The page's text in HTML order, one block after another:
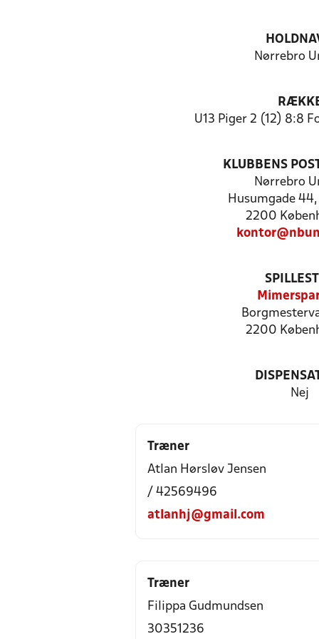
Nørrebro
U13 Piger 2 (12) 8:8
KLUBBENS
Nørrebro
Husumgade
2200
2200
Nej
Træner
Atlan Hørsløv Jensen
/ 42569496
atlanhj@gmail.com
Træner
Filippa Gudmundsen
30351236